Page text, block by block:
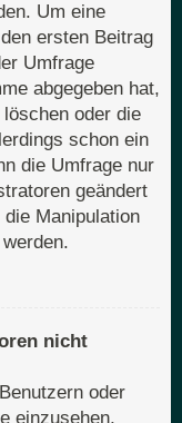
Um eine
ersten Beitrag
Umfrage
abgegeben hat,
oder die
schon ein
die Umfrage nur
geändert
Manipulation
nicht
oder
einzusehen,